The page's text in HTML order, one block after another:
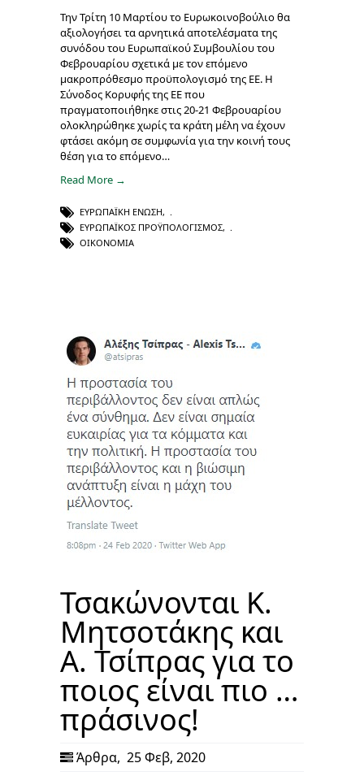
Την Τρίτη 10 Μαρτίου το Ευρωκοινοβούλιο θα
αξιολογήσει τα αρνητικά αποτελέσματα της
συνόδου του Ευρωπαϊκού Συμβουλίου του
Φεβρουαρίου σχετικά με τον επόμενο
μακροπρόθεσμο προϋπολογισμό της ΕΕ. Η
Σύνοδος Κορυφής της ΕΕ που
πραγματοποιήθηκε στις 20-21 Φεβρουαρίου
ολοκληρώθηκε χωρίς τα κράτη μέλη να έχουν
φτάσει ακόμη σε συμφωνία για την κοινή τους
θέση για το επόμενο…
Read More →
ΕΥΡΩΠΑΪΚΉ ΈΝΩΣΗ,
ΕΥΡΩΠΑΪΚΌΣ ΠΡΟΫΠΟΛΟΓΙΣΜΌΣ,
ΟΙΚΟΝΟΜΊΑ
Τσακώνονται Κ.
Μητσοτάκης και
Α. Τσίπρας για το
ποιος είναι πιο …
πράσινος!
Άρθρα, 25 Φεβ, 2020